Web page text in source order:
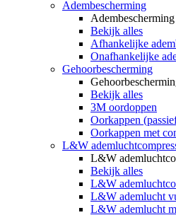
Adembescherming
Adembescherming
Bekijk alles
Afhankelijke
Onafhankelijke
Gehoorbescherming
Bekijk alles
3M oordoppen
Oorkappen
Oorkappen met
L&W
L&W
Bekijk alles
L&W
L&W ademlucht
L&W ademlucht